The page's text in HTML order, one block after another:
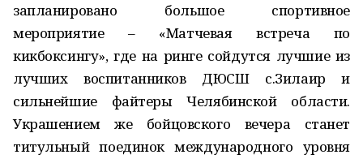
запланировано большое спортивное
мероприятие – «Матчевая встреча по
кикбоксингу», где на ринге сойдутся лучшие из
лучших воспитанников ДЮСШ с.Зилаир и
сильнейшие файтеры Челябинской области.
Украшением же бойцовского вечера станет
титульный поединок международного уровня